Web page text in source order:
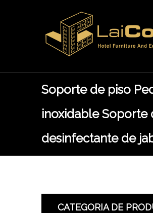
Soporte de piso
inoxidable Soporte
desinfectante de
CATEGORIA DE